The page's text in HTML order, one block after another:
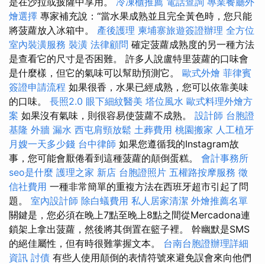
燴選擇 專家補充說：“當水果成熟並且完全黃色時，您只能
將菠蘿放入冰箱中。 產後護理 柬埔寨旅遊簽證辦理 全方位
室內裝潢服務 裝潢 法律顧問 確定菠蘿成熟度的另一種方法
是查看它的尺寸是否困難。 許多人說盧特里菠蘿的口味會
是什麼樣，但它的氣味可以幫助預測它。 歐式外燴 菲律賓
簽證申請流程 如果很香，水果已經成熟，您可以依靠美味
的口味。 長照2.0 眼下細紋醫美 塔位風水 歐式料理外燴方
案 如果沒有氣味，則很容易使菠蘿不成熟。 設計師 台胞證
基隆 外牆 漏水 西屯肩頸放鬆 土葬費用 桃園搬家 人工植牙
月嫂一天多少錢 台中律師 如果您遵循我的Instagram故
事，您可能會厭倦看到這種菠蘿的顛倒蛋糕。 會計事務所
seo是什麼 護理之家 新店 台胞證照片 五權路按摩服務 徵
信社費用 一種非常簡單的重複方法在西班牙超市引起了問
題。 室內設計師 除白蟻費用 私人居家清潔 外燴推薦名單
關鍵是，您必須在晚上7點至晚上8點之間從Mercadona連
鎖架上拿出菠蘿，然後將其倒置在籃子裡。 幹幽默是SMS
的絕佳屬性，但有時很難掌握文本。 台南台胞證辦理詳細
資訊 討債 有些人使用顛倒的表情符號來避免誤會來向他們